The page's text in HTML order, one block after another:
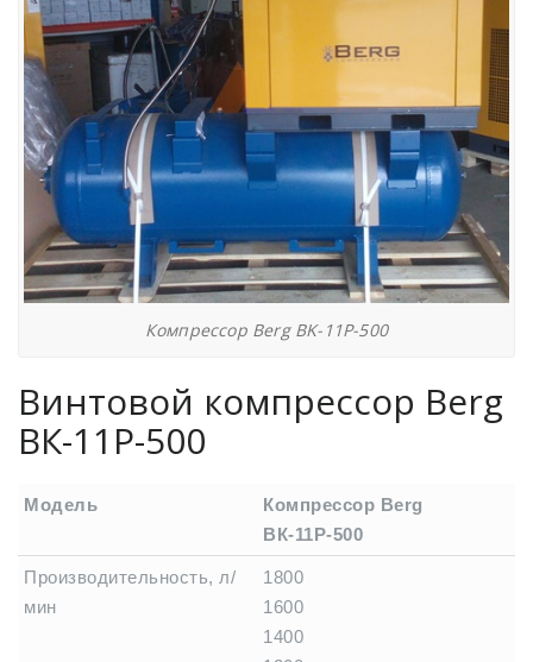
Компрессор Berg BK-11P-500
Винтовой компрессор Berg
ВК-11Р-500
Модель
Компрессор Berg
ВК-11Р-500
Производительность, л/
мин
1800
1600
1400